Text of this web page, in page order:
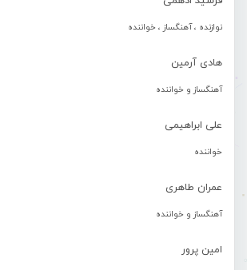
نوازنده ، آهنگساز ، خواننده
هادی آرمین
آهنگساز و خواننده
علی ابراهیمی
خواننده
عمران طاهری
آهنگساز و خواننده
امین پرور